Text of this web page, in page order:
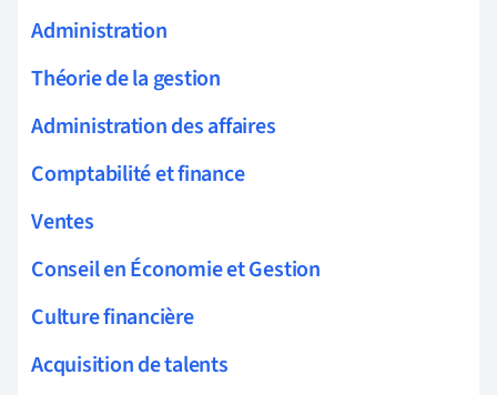
Administration
Théorie de la gestion
Administration des affaires
Comptabilité et finance
Ventes
Conseil en Économie et Gestion
Culture financière
Acquisition de talents